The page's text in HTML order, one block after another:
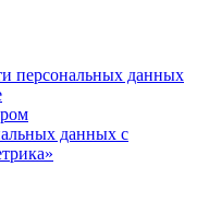
персональных данных
данных с